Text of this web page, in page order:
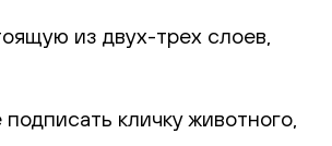
из двух-трех слоев,
кличку животного,